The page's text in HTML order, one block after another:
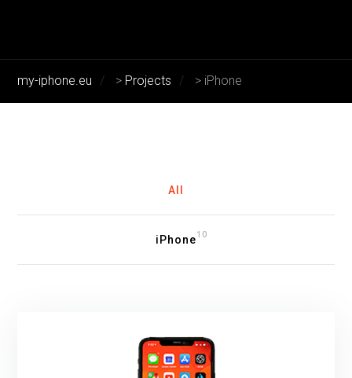
my-iphone.eu > Projects > iPhone
All
iPhone10